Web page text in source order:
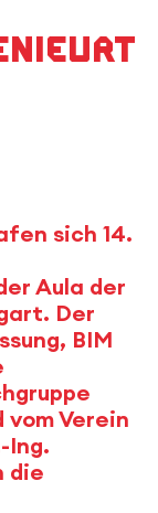
sich 14.
Aula der
Der
BIM
Verein
Ing.
die